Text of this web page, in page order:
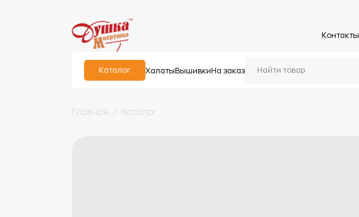
Контакты
Каталог Халаты Вышивки На заказ
Главная Каталог